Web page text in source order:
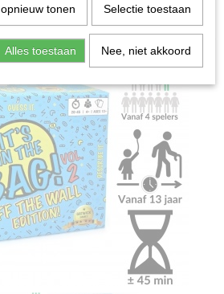
> Partyspellen>It's in the
tonen Selectie toestaan
Alles toestaan Nee, niet akkoord